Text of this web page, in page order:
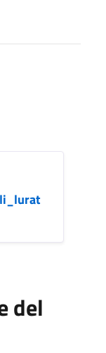
del